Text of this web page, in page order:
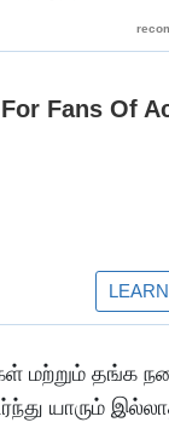
மற்றும் தங்க
யாரும்